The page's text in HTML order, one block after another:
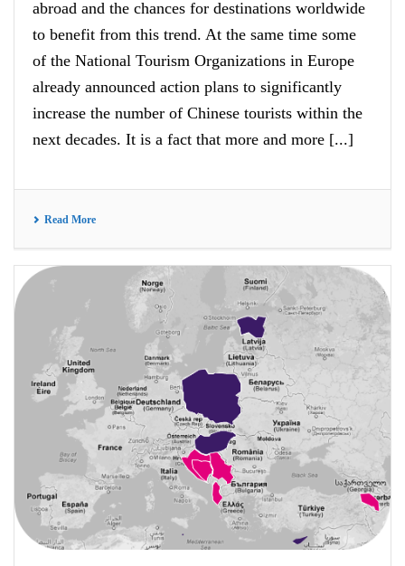
abroad and the chances for destinations worldwide
to benefit from this trend. At the same time some
of the National Tourism Organizations in Europe
already announced action plans to significantly
increase the number of Chinese tourists within the
next decades. It is a fact that more and more [...]
Read More